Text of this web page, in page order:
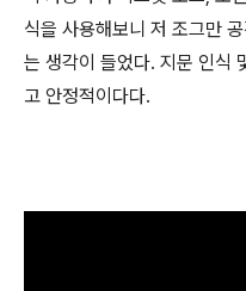
식을 사용해보니 저 조그만
는 생각이 들었다. 지문 인식
고 안정적이다다.